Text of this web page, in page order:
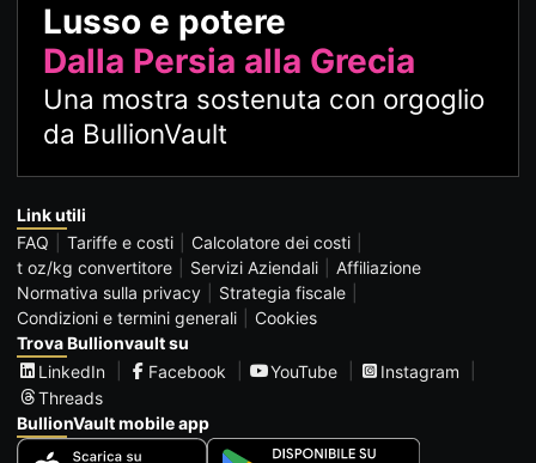
Lusso e potere
Dalla Persia alla Grecia
Una mostra sostenuta con orgoglio
da BullionVault
Link utili
FAQ
Tariffe e costi
Calcolatore dei costi
t oz/kg convertitore
Servizi Aziendali
Affiliazione
Normativa sulla privacy
Strategia fiscale
Condizioni e termini generali
Cookies
Trova Bullionvault su
LinkedIn
Facebook YouTube
Instagram
Threads
BullionVault mobile app